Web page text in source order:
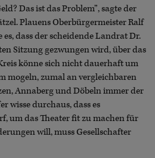
Das ist das Problem”, sagte der
Plauens Oberbürgermeister Ralf
dass der scheidende Landrat Dr.
Sitzung gezwungen wird, über das
könne sich nicht dauerhaft um
mogeln, zumal an vergleichbaren
Annaberg und Döbeln immer der
wisse durchaus, dass es
um das Theater fit zu machen für
will, muss Gesellschafter